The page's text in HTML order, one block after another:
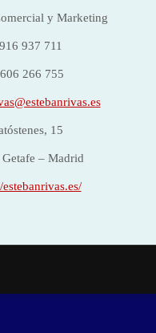
y Marketing
937 711
266 755
15
– Madrid